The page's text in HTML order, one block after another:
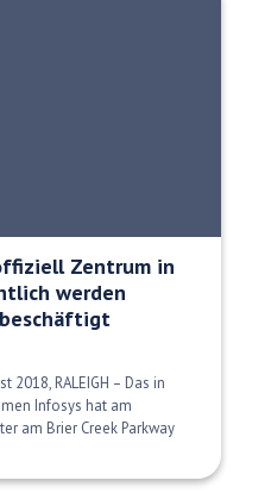
Zentrum in
werden
2018, RALEIGH – Das in
Infosys hat am
am Brier Creek Parkway